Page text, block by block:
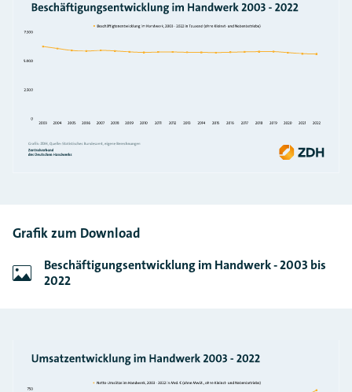
Grafik zum Download
Beschäftigungsentwicklung im Handwerk - 2003 bis
2022